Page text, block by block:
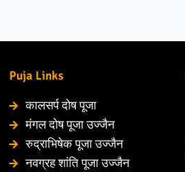
Puja Links
कालसर्प दोष पूजा
मंगल दोष पूजा उज्जैन
रुद्राभिषेक पूजा उज्जैन
नवग्रह शांति पूजा उज्जैन